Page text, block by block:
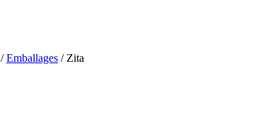
/Emballages / Zita